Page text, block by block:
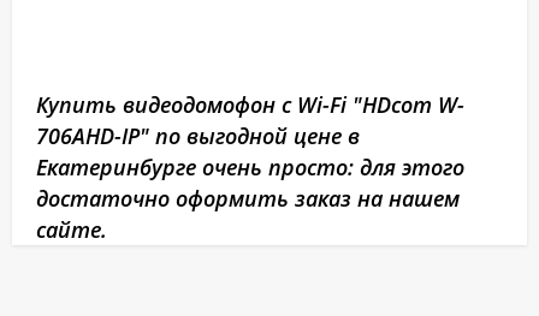
Купить видеодомофон с Wi-Fi "HDcom W-
706AHD-IP" по выгодной цене в
Екатеринбурге очень просто: для этого
достаточно оформить заказ на нашем
сайте.